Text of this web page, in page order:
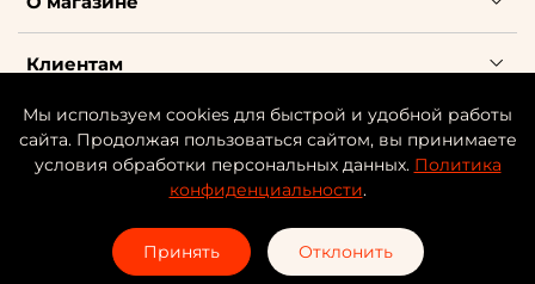
Клиентам
Каталог косметики
-ROOM | ИНН: 701708809992 | ОГРНИП:
Мы используем cookies для быстрой и удобной работы
сайта. Продолжая пользоваться сайтом, вы принимаете
условия обработки персональных данных. Политика
конфиденциальности.
Принять Отклонить